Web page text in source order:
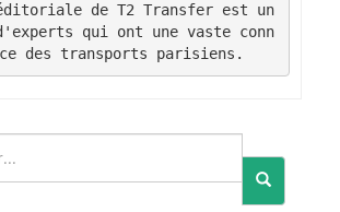
de T2 Transfer est un
qui ont une vaste conn
des transports parisiens.